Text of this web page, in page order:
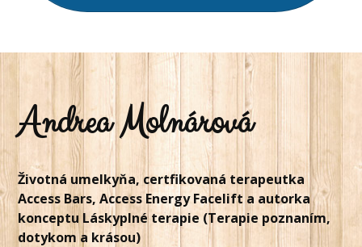
Andrea Molnárová
Životná umelkyňa, certfikovaná terapeutka
Access Bars, Access Energy Facelift a autorka
konceptu Láskyplné terapie (Terapie poznaním,
dotykom a krásou)